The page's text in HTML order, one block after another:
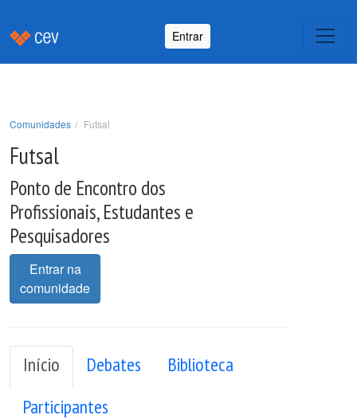
Entrar
Comunidades Futsal
Futsal
Ponto de Encontro dos
Profissionais, Estudantes e
Pesquisadores
Entrar na
comunidade
Início Debates
Biblioteca
Participantes